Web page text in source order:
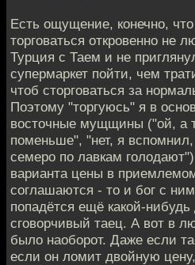
Есть ощущение, конечно, что
торговаться откровенно не
Турция с Таем и не
супермаркет пойти, чем
чтоб сторговаться за
Поэтому "торгуюсь" я в
восточные мущщины ("ой, а
поменьше", "нет, я
семеро по лавкам
варианта цены в
соглашаются - то и бог с
попадётся ещё какой-нибудь
сговорчивый таец. А вот в
было наоборот. Даже если
если он ломит двойную